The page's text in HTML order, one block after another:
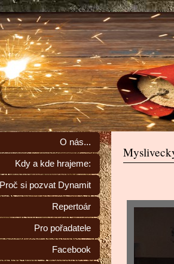
O nás...
Kdy a kde hrajeme:
Proč si pozvat Dynamit
Repertoár
Pro pořadatele
Facebook